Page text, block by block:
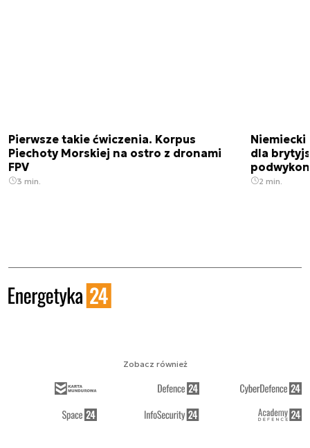
Pierwsze takie ćwiczenia. Korpus
Piechoty Morskiej na ostro z dronami
FPV
3 min.
dla
2 min.
Zobacz również